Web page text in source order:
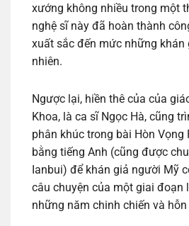
xướng không nhiều trong một
nghệ sĩ này đã hoàn thành
xuất sắc đến mức những khán
nhiên.
Ngược lại, hiền thê của của
Khoa, là ca sĩ Ngọc Hà, cũng
phân khúc trong bài Hòn Vọng
bằng tiếng Anh (cũng được
Ianbui) để khán giả người Mỹ
câu chuyện của một giai đoạn
những năm chinh chiến và hỗn